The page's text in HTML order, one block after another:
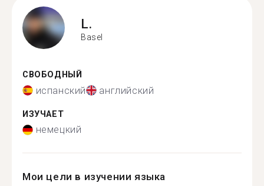
L.
Basel
СВОБОДНЫЙ
испанский английский
ИЗУЧАЕТ
немецкий
Мои цели в изучении языка